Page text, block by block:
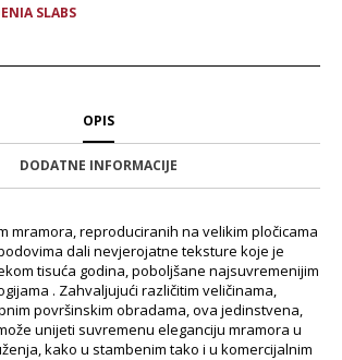
SLABS
OPIS
DODATNE INFORMACIJE
mramora, reproduciranih na velikim pločicama
dali nevjerojatne teksture koje je
tisuća godina, poboljšane najsuvremenijim
. Zahvaljujući različitim veličinama,
površinskim obradama, ova jedinstvena,
unijeti suvremenu eleganciju mramora u
kako u stambenim tako i u komercijalnim